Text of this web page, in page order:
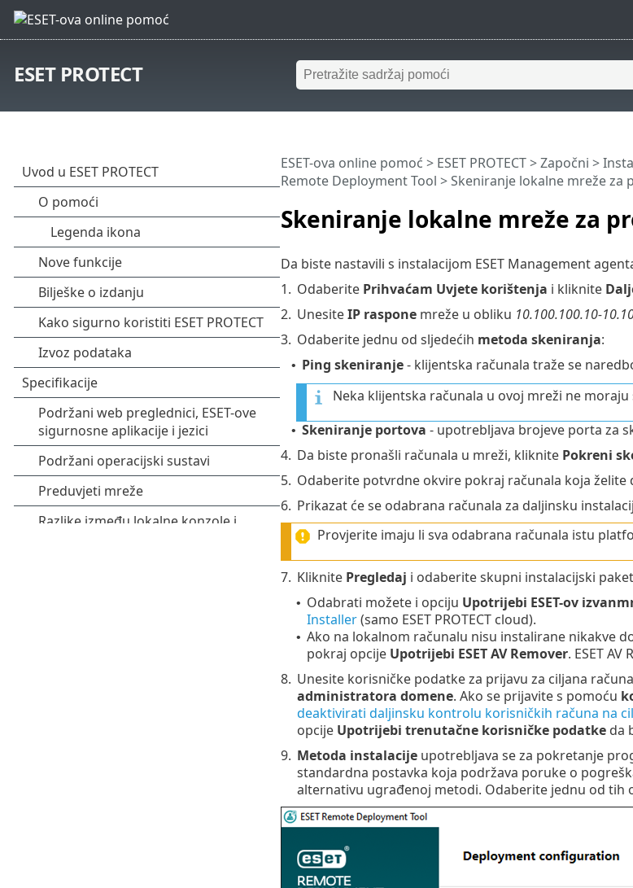
ESET PROTECT
Skeniranje lokalne mreže za
ESET-ova online pomoć > ESET PROTECT>Započni >
Remote Deployment Tool > Skeniranje lokalne mreže za
Da biste nastavili s instalacijom ESET Management
1. Odaberite Prihvaćam Uvjete korištenja i kliknite
2. UnesiteIP rasponemreže u obliku 10.100.100.10-
3. Odaberite jednu od sljedećih metoda skeniranja:
• Ping skeniranje- klijentska računala traže se
Neka klijentska računala u ovoj mreži ne
• Skeniranje portova - upotrebljava brojeve porta za
4. Da biste pronašli računala u mreži, kliknite Pokreni
5. Odaberite potvrdne okvire pokraj računala koja želite
6. Prikazat će se odabrana računala za daljinsku
Provjerite imaju li sva odabrana računala istu
7. Kliknite Pregledaj i odaberite skupni instalacijski
• Odabrati možete i opciju Upotrijebi ESET-ov
Installer(samo ESET PROTECTcloud).
• Ako na lokalnom računalu nisu instalirane nikakve
pokraj opcije Upotrijebi ESET AV Remover. ESET
8. Unesite korisničke podatke za prijavu za ciljana
administratora domene. Ako se prijavite s pomoću
deaktivirati daljinsku kontrolu korisničkih računa na
opcije Upotrijebi trenutačne korisničke podatkeda
9. Metoda instalacijeupotrebljava se za pokretanje
standardna postavka koja podržava poruke o
alternativu ugrađenoj metodi. Odaberite jednu od tih